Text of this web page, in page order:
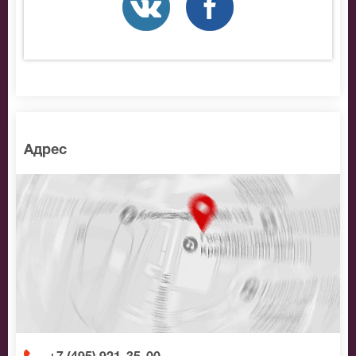
позвоните нам в call-центр и мы обязательно
Адрес